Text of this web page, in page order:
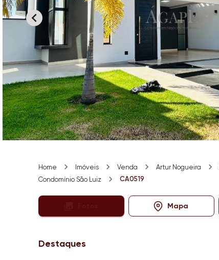
Home Imóveis Venda Artur Nogueira
Condomínio São Luiz
CA0519
Mapa
Destaques